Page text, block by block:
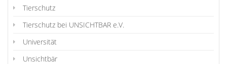
Tierschutz
Tierschutz bei UNSICHTBAR e.V.
Universität
Unsichtbär